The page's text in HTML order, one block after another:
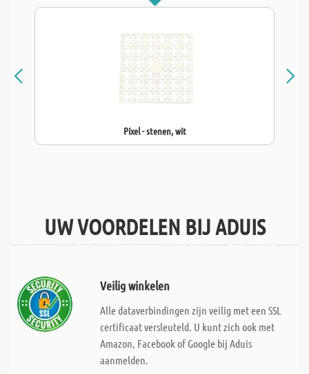
Pixel - stenen, wit
UW VOORDELEN BIJ ADUIS
Veilig winkelen
Alle dataverbindingen zijn veilig met een SSL
certificaat versleuteld. U kunt zich ook met
Amazon, Facebook of Google bij Aduis
aanmelden.